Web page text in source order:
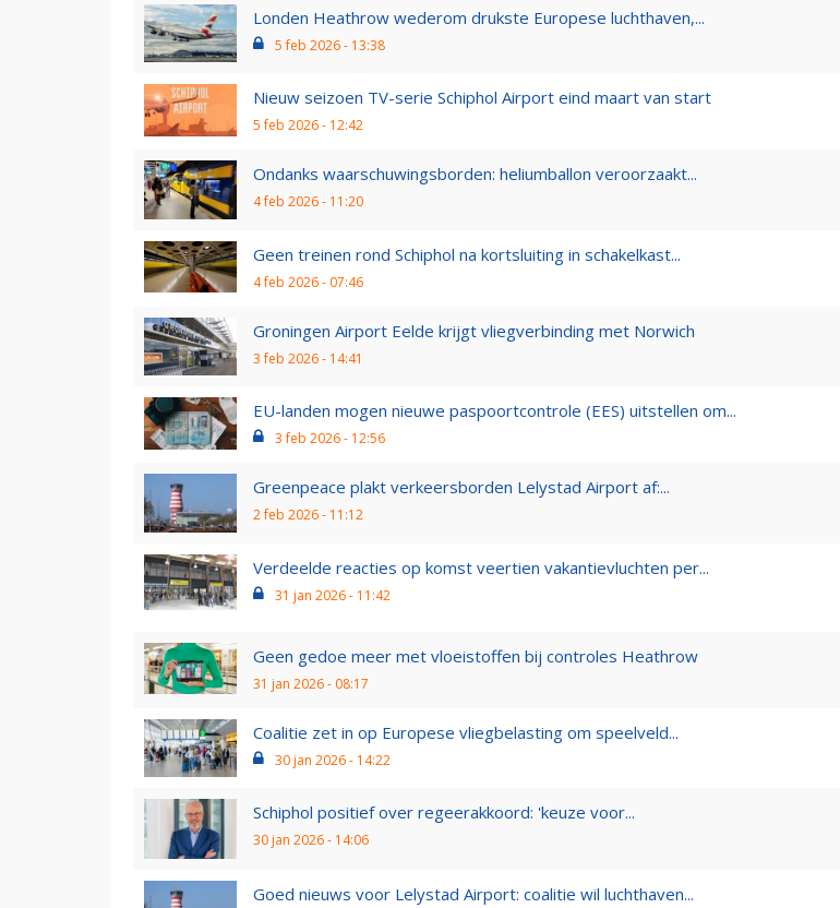
Londen Heathrow wederom drukste Europese luchthaven,...
5 feb 2026 - 13:38
Nieuw seizoen TV-serie Schiphol Airport eind maart van start
5 feb 2026 - 12:42
Ondanks waarschuwingsborden: heliumballon veroorzaakt...
4 feb 2026 - 11:20
Geen treinen rond Schiphol na kortsluiting in schakelkast...
4 feb 2026 - 07:46
Groningen Airport Eelde krijgt vliegverbinding met Norwich
3 feb 2026 - 14:41
EU-landen mogen nieuwe paspoortcontrole (EES) uitstellen om...
3 feb 2026 - 12:56
Greenpeace plakt verkeersborden Lelystad Airport af:...
2 feb 2026 - 11:12
Verdeelde reacties op komst veertien vakantievluchten per...
31 jan 2026 - 11:42
Geen gedoe meer met vloeistoffen bij controles Heathrow
31 jan 2026 - 08:17
Coalitie zet in op Europese vliegbelasting om speelveld...
30 jan 2026 - 14:22
Schiphol positief over regeerakkoord: 'keuze voor...
30 jan 2026 - 14:06
Goed nieuws voor Lelystad Airport: coalitie wil luchthaven...